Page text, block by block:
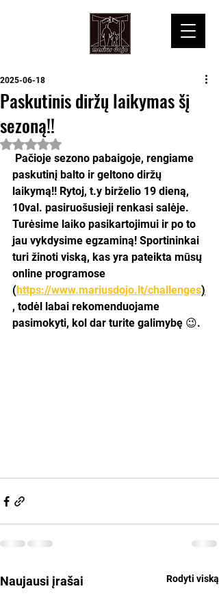
Paskutinis diržų laikymas šį
sezoną!!
2025-06-18
Įvertinta NaN iš 5 žvaigždučių.
paskutinį balto ir geltono diržų
laikymą!! Rytoj, t.y birželio 19 dieną,
10val. pasiruošusieji renkasi salėje.
Turėsime laiko pasikartojimui ir po to
jau vykdysime egzaminą! Sportininkai
turi žinoti viską, kas yra pateikta mūsų
online programose
(https://www.mariusdojo.lt/challenges)
, todėl labai rekomenduojame
pasimokyti, kol dar turite galimybę 😉.
Naujausi įrašai Rodyti viską